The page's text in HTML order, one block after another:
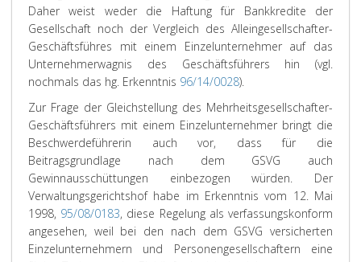
Daher weist weder die Haftung für Bankkredite der
Gesellschaft noch der Vergleich des Alleingesellschafter-
Geschäftsführes mit einem Einzelunternehmer auf das
Unternehmerwagnis des Geschäftsführers hin (vgl.
nochmals das hg. Erkenntnis 96/14/0028).
Zur Frage der Gleichstellung des Mehrheitsgesellschafter-
Geschäftsführers mit einem Einzelunternehmer bringt die
Beschwerdeführerin auch vor, dass für die
Beitragsgrundlage nach dem GSVG auch
Gewinnausschüttungen einbezogen würden. Der
Verwaltungsgerichtshof habe im Erkenntnis vom 12. Mai
1998, 95/08/0183, diese Regelung als verfassungskonform
angesehen, weil bei den nach dem GSVG versicherten
Einzelunternehmern und Personengesellschaftern eine